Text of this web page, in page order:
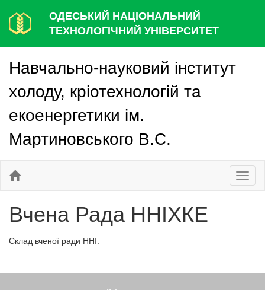
ОДЕСЬКИЙ НАЦІОНАЛЬНИЙ
ТЕХНОЛОГІЧНИЙ УНІВЕРСИТЕТ
Навчально-науковий інститут
холоду, кріотехнологій та
екоенергетики ім.
Мартиновського В.С.
Вчена Рада ННІХКЕ
Склад вченої ради ННІ: